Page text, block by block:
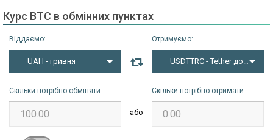
Курс BTC в обмінних пунктах
Віддаємо:
UAH - гривня
Скільки потрібно обміняти
або
Отримуємо:
USDTTRC - Tether долар
Скільки потрібно отримати